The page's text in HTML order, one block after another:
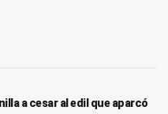
a cesar al edil que aparcó